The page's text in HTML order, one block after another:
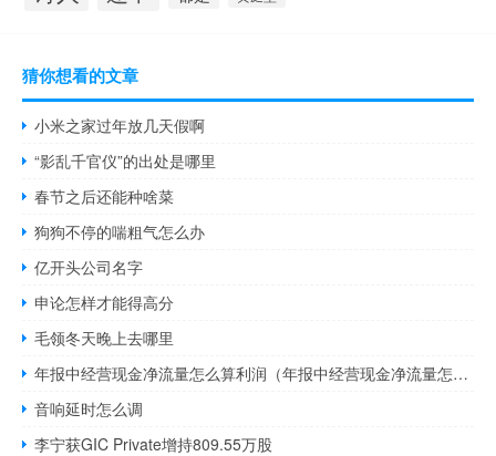
猜你想看的文章
小米之家过年放几天假啊
“影乱千官仪”的出处是哪里
春节之后还能种啥菜
狗狗不停的喘粗气怎么办
亿开头公司名字
申论怎样才能得高分
毛领冬天晚上去哪里
年报中经营现金净流量怎么算利润（年报中经营现金净流量怎么算）
音响延时怎么调
李宁获GIC Private增持809.55万股